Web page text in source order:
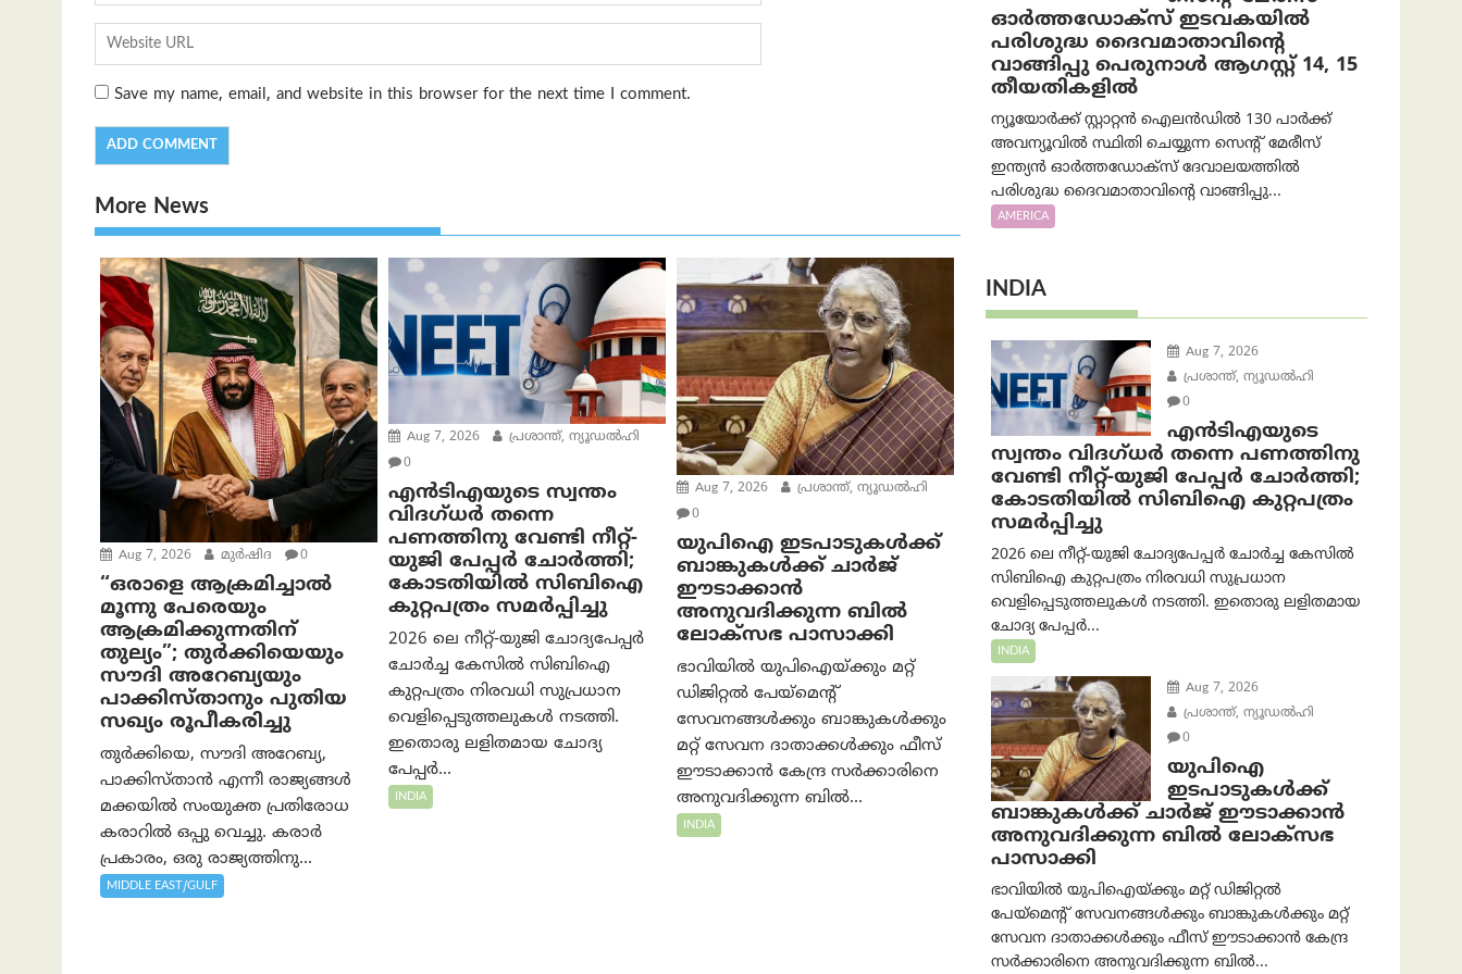
Save my name, email, and website in this browser for the next time I comment.
More News
Aug 7, 2026 മുര്‍ഷിദ 0
“ഒരാളെ ആക്രമിച്ചാല്‍
മൂന്നു പേരെയും
ആക്രമിക്കുന്നതിന്
തുല്യം”; തുർക്കിയെയും
സൗദി അറേബ്യയും
പാക്കിസ്താനും പുതിയ
സഖ്യം രൂപീകരിച്ചു
തുർക്കിയെ, സൗദി അറേബ്യ,
പാക്കിസ്താന്‍ എന്നീ രാജ്യങ്ങൾ
മക്കയിൽ സംയുക്ത പ്രതിരോധ
കരാറിൽ ഒപ്പു വെച്ചു. കരാർ
പ്രകാരം, ഒരു രാജ്യത്തിനു...
MIDDLE EAST/GULF
Aug 7, 2026
പ്രശാന്ത്, ന്യൂഡല്‍ഹി
0
എൻ‌ടി‌എയുടെ സ്വന്തം
വിദഗ്ധർ തന്നെ
പണത്തിനു വേണ്ടി നീറ്റ്-
യു‌ജി പേപ്പർ ചോർത്തി;
കോടതിയില്‍ സിബിഐ
കുറ്റപത്രം സമര്‍പ്പിച്ചു
2026 ലെ നീറ്റ്-യുജി ചോദ്യപേപ്പർ
ചോർച്ച കേസിൽ സിബിഐ
കുറ്റപത്രം നിരവധി സുപ്രധാന
വെളിപ്പെടുത്തലുകൾ നടത്തി.
ഇതൊരു ലളിതമായ ചോദ്യ
പേപ്പർ...
INDIA
Aug 7, 2026
പ്രശാന്ത്, ന്യൂഡല്‍ഹി
0
യുപിഐ ഇടപാടുകൾക്ക്
ബാങ്കുകൾക്ക് ചാർജ്
ഈടാക്കാൻ
അനുവദിക്കുന്ന ബിൽ
ലോക്‌സഭ പാസാക്കി
ഭാവിയിൽ യുപിഐയ്ക്കും മറ്റ്
ഡിജിറ്റൽ പേയ്‌മെന്റ്
സേവനങ്ങൾക്കും ബാങ്കുകൾക്കും
മറ്റ് സേവന ദാതാക്കൾക്കും ഫീസ്
ഈടാക്കാൻ കേന്ദ്ര സർക്കാരിനെ
അനുവദിക്കുന്ന ബിൽ...
INDIA
ഓർത്തഡോക്സ് ഇടവകയിൽ
പരിശുദ്ധ ദൈവമാതാവിന്റെ
വാങ്ങിപ്പു പെരുനാൾ ആഗസ്റ്റ് 14, 15
തീയതികളിൽ
ന്യൂയോർക്ക് സ്റ്റാറ്റൻ ഐലൻഡിൽ 130 പാർക്ക്
അവന്യൂവിൽ സ്ഥിതി ചെയ്യുന്ന സെന്റ് മേരീസ്
ഇന്ത്യൻ ഓർത്തഡോക്സ് ദേവാലയത്തിൽ
പരിശുദ്ധ ദൈവമാതാവിന്റെ വാങ്ങിപ്പു...
AMERICA
INDIA
Aug 7, 2026
പ്രശാന്ത്, ന്യൂഡല്‍ഹി
0
എൻ‌ടി‌എയുടെ
സ്വന്തം വിദഗ്ധർ തന്നെ പണത്തിനു
വേണ്ടി നീറ്റ്-യു‌ജി പേപ്പർ ചോർത്തി;
കോടതിയില്‍ സിബിഐ കുറ്റപത്രം
സമര്‍പ്പിച്ചു
2026 ലെ നീറ്റ്-യുജി ചോദ്യപേപ്പർ ചോർച്ച കേസിൽ
സിബിഐ കുറ്റപത്രം നിരവധി സുപ്രധാന
വെളിപ്പെടുത്തലുകൾ നടത്തി. ഇതൊരു ലളിതമായ
ചോദ്യ പേപ്പർ...
INDIA
Aug 7, 2026
പ്രശാന്ത്, ന്യൂഡല്‍ഹി
0
യുപിഐ
ഇടപാടുകൾക്ക്
ബാങ്കുകൾക്ക് ചാർജ് ഈടാക്കാൻ
അനുവദിക്കുന്ന ബിൽ ലോക്‌സഭ
പാസാക്കി
ഭാവിയിൽ യുപിഐയ്ക്കും മറ്റ് ഡിജിറ്റൽ
പേയ്‌മെന്റ് സേവനങ്ങൾക്കും ബാങ്കുകൾക്കും മറ്റ്
സേവന ദാതാക്കൾക്കും ഫീസ് ഈടാക്കാൻ കേന്ദ്ര
സർക്കാരിനെ അനുവദിക്കുന്ന ബിൽ...